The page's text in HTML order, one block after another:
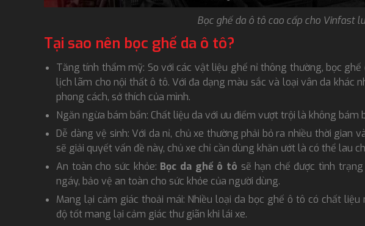
Bọc ghế da ô tô cao cấp cho Vinfast
Tại sao nên bọc ghế da ô tô?
Tăng tính thẩm mỹ: So với các vật liệu ghế nỉ thông thường, bọc
lịch lãm cho nội thất ô tô. Với đa dạng màu sắc và loại vân da khác
phong cách, sở thích của mình.
Ngăn ngừa bám bẩn: Chất liệu da với ưu điểm vượt trội là không bám
Dễ dàng vệ sinh: Với da nỉ, chủ xe thường phải bỏ ra nhiều thời gian
sẽ giải quyết vấn đề này, chủ xe chỉ cần dùng khăn ướt là có thể lau
An toàn cho sức khỏe: Bọc da ghế ô tô sẽ hạn chế được tình
ngáy, bảo vệ an toàn cho sức khỏe của người dùng.
Mang lại cảm giác thoải mái: Nhiều loại da bọc ghế ô tô có chất
độ tốt mang lại cảm giác thư giãn khi lái xe.